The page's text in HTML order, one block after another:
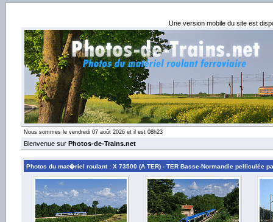
Une version mobile du site est
Nous sommes le vendredi 07 août 2026 et il est 08h23
Bienvenue sur Photos-de-Trains.net
Photos du mat�riel roulant : X 73500 (A TER) - TER Basse-Normandie pelliculée